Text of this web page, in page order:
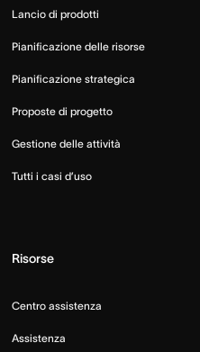
Lancio di prodotti
Pianificazione delle risorse
Pianificazione strategica
Proposte di progetto
Gestione delle attività
Tutti i casi d’uso
Risorse
Centro assistenza
Assistenza